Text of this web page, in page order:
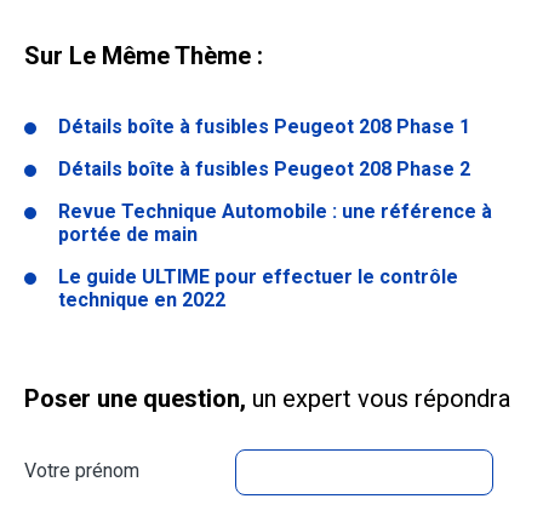
Sur Le Même Thème :
Détails boîte à fusibles Peugeot 208 Phase 1
Détails boîte à fusibles Peugeot 208 Phase 2
Revue Technique Automobile : une référence à
portée de main
Le guide ULTIME pour effectuer le contrôle
technique en 2022
Poser une question, un expert vous répondra
Votre prénom